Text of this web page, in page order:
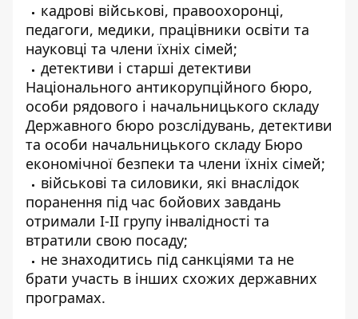
кадрові військові, правоохоронці,
педагоги, медики, працівники освіти та
науковці та члени їхніх сімей;
детективи і старші детективи
Національного антикорупційного бюро,
особи рядового і начальницького складу
Державного бюро розслідувань, детективи
та особи начальницького складу Бюро
економічної безпеки та члени їхніх сімей;
військові та силовики, які внаслідок
поранення під час бойових завдань
отримали І-II групу інвалідності та
втратили свою посаду;
не знаходитись під санкціями та не
брати участь в інших схожих державних
програмах.